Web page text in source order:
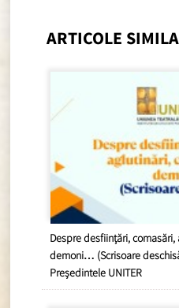
ARTICOLE
Despre desființări,
demoni… (Scrisoare
Președintele UNITER